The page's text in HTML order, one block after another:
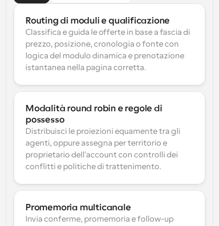
Routing di moduli e qualificazione
Classifica e guida le offerte in base a fascia di
prezzo, posizione, cronologia o fonte con
logica del modulo dinamica e prenotazione
istantanea nella pagina corretta.
Modalità round robin e regole di
possesso
Distribuisci le proiezioni equamente tra gli
agenti, oppure assegna per territorio e
proprietario dell'account con controlli dei
conflitti e politiche di trattenimento.
Promemoria multicanale
Invia conferme, promemoria e follow-up